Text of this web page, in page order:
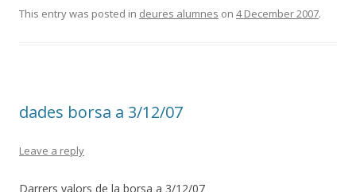
e
k
itt ar
This entry was posted in deures alumnes on 4 December 2007.
dades borsa a 3/12/07
Leave a reply
Darrers valors de la borsa a 3/12/07